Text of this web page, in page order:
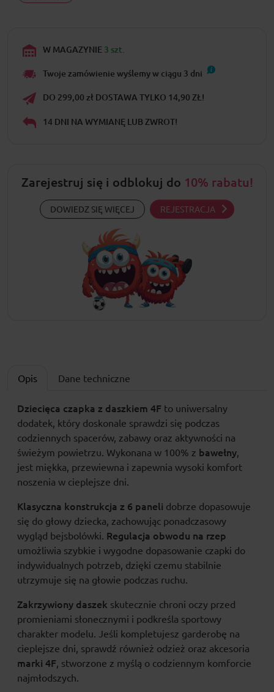
W MAGAZYNIE 3 szt.
Twoje zamówienie wyślemy w ciągu 3 dni
DO 299,00 zł DOSTAWA TYLKO 14,90 ZŁ!
14 DNI NA WYMIANĘ LUB ZWROT!
Zarejestruj się i odblokuj do 10% rabatu!
DOWIEDZ SIĘ WIĘCEJ REJESTRACJA
Opis Dane techniczne
Dziecięca czapka z daszkiem 4F to uniwersalny
dodatek, który doskonale sprawdzi się podczas
codziennych spacerów, zabawy oraz aktywności na
świeżym powietrzu. Wykonana w 100% z bawełny,
jest miękka, przewiewna i zapewnia wysoki komfort
noszenia w cieplejsze dni.
Klasyczna konstrukcja z 6 paneli dobrze dopasowuje
się do głowy dziecka, zachowując ponadczasowy
wygląd bejsbolówki. Regulacja obwodu na rzep
umożliwia szybkie i wygodne dopasowanie czapki do
indywidualnych potrzeb, dzięki czemu stabilnie
utrzymuje się na głowie podczas ruchu.
Zakrzywiony daszek skutecznie chroni oczy przed
promieniami słonecznymi i podkreśla sportowy
charakter modelu. Jeśli kompletujesz garderobę na
cieplejsze dni, sprawdź również odzież oraz akcesoria
marki 4F, stworzone z myślą o codziennym komforcie
najmłodszych.